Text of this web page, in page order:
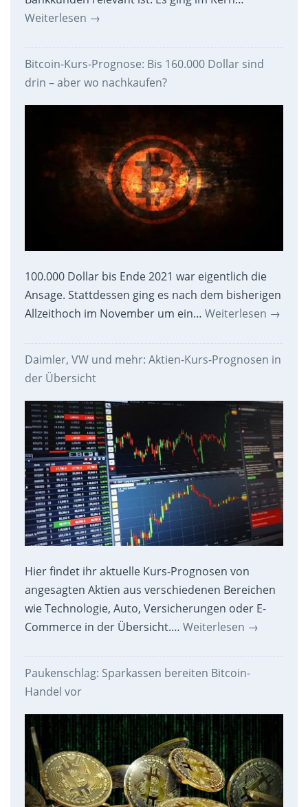
Weiterlesen →
Bitcoin-Kurs-Prognose: Bis 160.000 Dollar sind
drin – aber wo nachkaufen?
100.000 Dollar bis Ende 2021 war eigentlich die
Ansage. Stattdessen ging es nach dem bisherigen
Allzeithoch im November um ein… Weiterlesen →
Daimler, VW und mehr: Aktien-Kurs-Prognosen in
der Übersicht
Hier findet ihr aktuelle Kurs-Prognosen von
angesagten Aktien aus verschiedenen Bereichen
wie Technologie, Auto, Versicherungen oder E-
Commerce in der Übersicht.… Weiterlesen →
Paukenschlag: Sparkassen bereiten Bitcoin-
Handel vor